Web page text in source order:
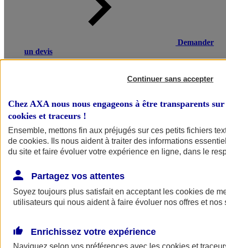
Demander
un devis
invalidité ou un décès, peut avoir de lourdes conséquences
revenus et verse un capital à la famille en cas de décès.
prévoyance collective
POURQUOI CHOISIR AXA
Continuer sans accepter
Chez AXA nous nous engageons à être transparents
cookies et traceurs !
Ensemble, mettons fin aux préjugés sur ces petits fichiers
de cookies. Ils nous aident à traiter des informations
du site et faire évoluer votre expérience en ligne, dans le
Partagez vos attentes
Soyez toujours plus satisfait en acceptant les cookies de
utilisateurs qui nous aident à faire évoluer nos offres et nos
Enrichissez votre expérience